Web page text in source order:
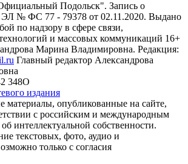
Подольск". Запись о
№ ФС 77 - 79378 от 02.11.2020. Выдано
по надзору в сфере связи,
и массовых коммуникаций 16+
Марина Владимировна. Редакция:
Главный редактор Александрова
348О
издания
материалы, опубликованные на сайте,
с российским и международным
интеллектуальной собственности.
текстовых, фото, аудио и
только с согласия